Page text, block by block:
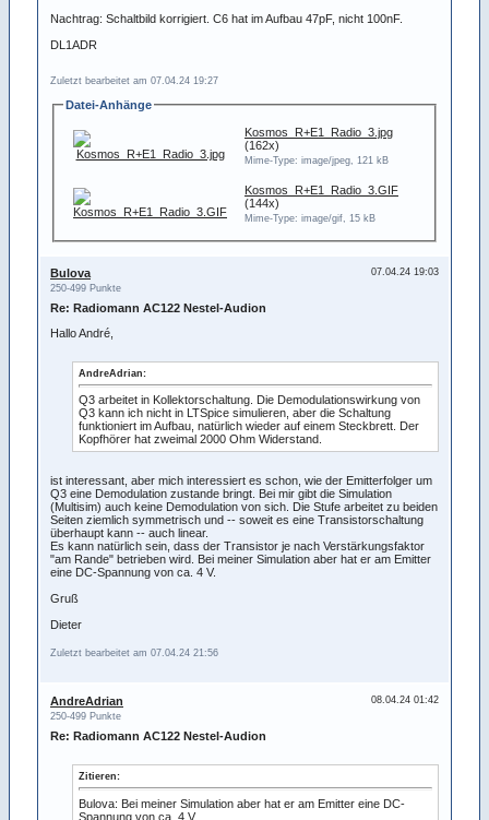
Nachtrag: Schaltbild korrigiert. C6 hat im Aufbau 47pF, nicht 100nF.
DL1ADR
Zuletzt bearbeitet am 07.04.24 19:27
Datei-Anhänge
Kosmos_R+E1_Radio_3.jpg
(162x)
Mime-Type: image/jpeg, 121 kB
Kosmos_R+E1_Radio_3.GIF
(144x)
Mime-Type: image/gif, 15 kB
07.04.24 19:03
Bulova
250-499 Punkte
Re: Radiomann AC122 Nestel-Audion
Hallo André,
AndreAdrian:
Q3 arbeitet in Kollektorschaltung. Die Demodulationswirkung von
Q3 kann ich nicht in LTSpice simulieren, aber die Schaltung
funktioniert im Aufbau, natürlich wieder auf einem Steckbrett. Der
Kopfhörer hat zweimal 2000 Ohm Widerstand.
ist interessant, aber mich interessiert es schon, wie der Emitterfolger um
Q3 eine Demodulation zustande bringt. Bei mir gibt die Simulation
(Multisim) auch keine Demodulation von sich. Die Stufe arbeitet zu beiden
Seiten ziemlich symmetrisch und -- soweit es eine Transistorschaltung
überhaupt kann -- auch linear.
Es kann natürlich sein, dass der Transistor je nach Verstärkungsfaktor
"am Rande" betrieben wird. Bei meiner Simulation aber hat er am Emitter
eine DC-Spannung von ca. 4 V.
Gruß
Dieter
Zuletzt bearbeitet am 07.04.24 21:56
08.04.24 01:42
AndreAdrian
250-499 Punkte
Re: Radiomann AC122 Nestel-Audion
Zitieren:
Bulova: Bei meiner Simulation aber hat er am Emitter eine DC-
Spannung von ca. 4 V.